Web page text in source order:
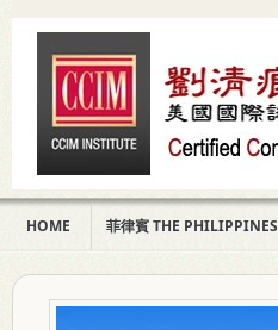
HOME 菲律賓 THE PHILIPPINES